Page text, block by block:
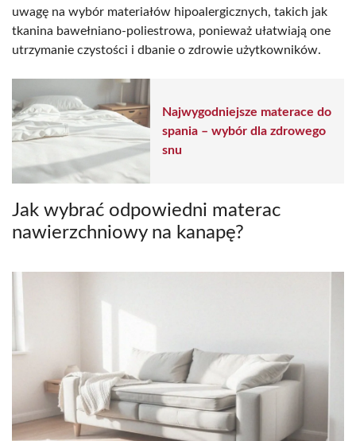
uwagę na wybór materiałów hipoalergicznych, takich jak
tkanina bawełniano-poliestrowa, ponieważ ułatwiają one
utrzymanie czystości i dbanie o zdrowie użytkowników.
Najwygodniejsze materace do
spania – wybór dla zdrowego
snu
Jak wybrać odpowiedni materac
nawierzchniowy na kanapę?